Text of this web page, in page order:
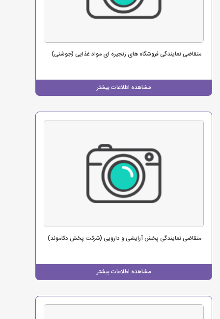
مشاهده اطلاعات بیشتر
متقاضی نمایندگی فروشگاه های زنجیره ای مواد غذایی (جوشنی)
مشاهده اطلاعات بیشتر
متقاضی نمایندگی پخش آرایشی و دارویی (شرکت پخش دکاموند)